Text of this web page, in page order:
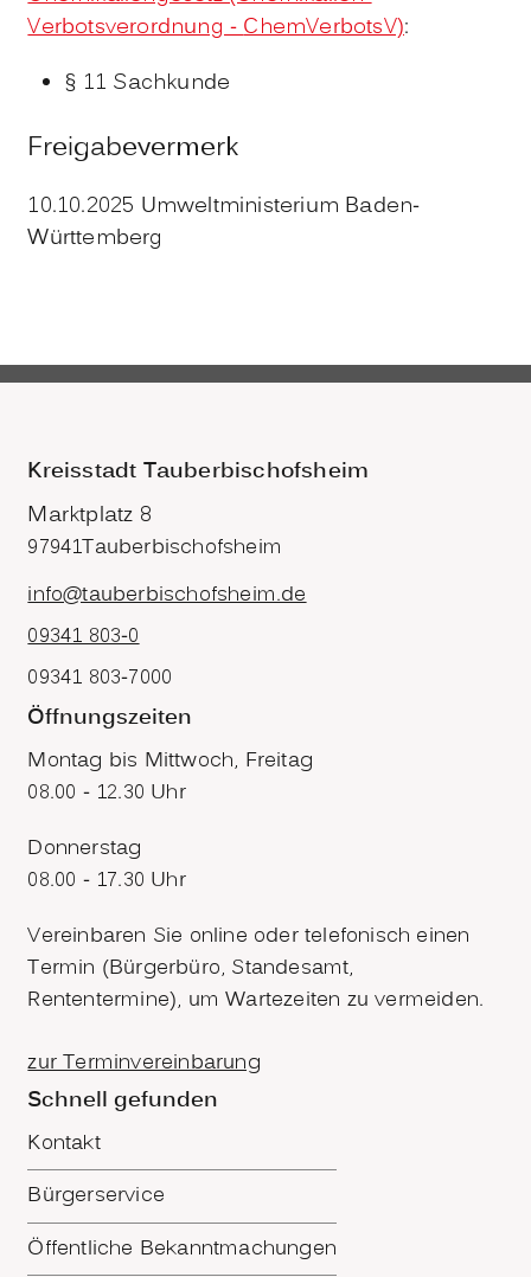
Verbotsverordnung -ChemVerbotsV):
§ 11 Sachkunde
Freigabevermerk
10.10.2025 Umweltministerium Baden-
Württemberg
Kreisstadt Tauberbischofsheim
Marktplatz 8
97941Tauberbischofsheim
info@tauberbischofsheim.de
09341 803-0
09341 803-7000
Öffnungszeiten
Montag bis Mittwoch, Freitag
08.00 - 12.30 Uhr
Donnerstag
08.00 - 17.30 Uhr
Vereinbaren Sie online oder telefonisch einen
Termin (Bürgerbüro, Standesamt,
Rententermine), um Wartezeiten zu vermeiden.
zur Terminvereinbarung
Schnell gefunden
Kontakt
Bürgerservice
Öffentliche Bekanntmachungen